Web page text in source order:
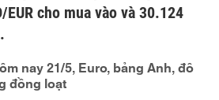
cho mua vào và 30.124
nay 21/5, Euro, bảng Anh, đô
đồng loạt